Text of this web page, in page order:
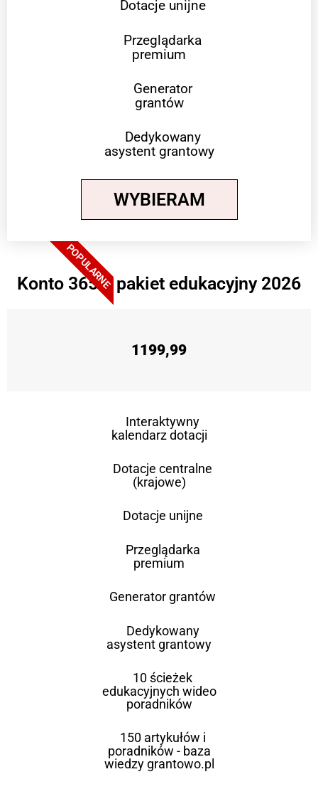
Dotacje unijne
Przeglądarka
premium
Generator
grantów
Dedykowany
asystent grantowy
WYBIERAM
POPULARNE
Konto 365 + pakiet edukacyjny 2026
1199,99
Interaktywny
kalendarz dotacji
Dotacje centralne
(krajowe)
Dotacje unijne
Przeglądarka
premium
Generator grantów
Dedykowany
asystent grantowy
10 ścieżek
edukacyjnych wideo
poradników
150 artykułów i
poradników - baza
wiedzy grantowo.pl